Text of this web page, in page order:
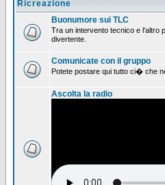
Ricreazione
Buonumore sui TLC
Tra un intervento tecnico e l'altro
divertente.
Comunicate con il gruppo
Potete postare qui tutto ci� che
Ascolta la radio